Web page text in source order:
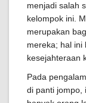
menjadi salah
kelompok ini.
merupakan
mereka; hal ini
kesejahteraan
Pada
di panti jompo,